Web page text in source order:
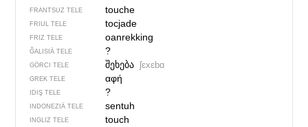
FRANTSUZ TELE touche
FRIUL TELE tocjade
FRIZ TELE oanrekking
ĞALISIÄ TELE ?
GÖRCI TELE შეხება ʃɛxɛbɑ
GREK TELE αφή
IDIŞ TELE ?
INDONEZIÄ TELE sentuh
INGLIZ TELE touch